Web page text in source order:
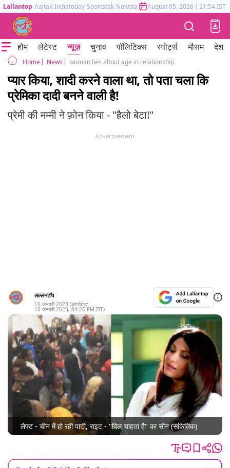
Lallantop Aajtak Indiatoday Sportstak Newstak Mumbai Tak Astrotak
August 05, 2026 | 21:54 IST
होम लेटेस्ट न्यूज़ चुनाव पॉलिटिक्स स्पोर्ट्स मौसम देश
Home News woman lies about age in relationship
प्यार किया, शादी करने वाला था, तो पता चला कि
प्रेमिका दादी बनने वाली है!
प्रेमी की मम्मी ने फ़ोन किया - "हैलो बेटा!"
Advertisement
लल्लनटॉप
16 जनवरी 2023 (अपडेटेड:
16 जनवरी 2023, 04:26 PM IST)
लेफ्ट - चीन में हो रही पार्टी, राइट - "दिल चाहता है" का सीन (सांकेतिक)